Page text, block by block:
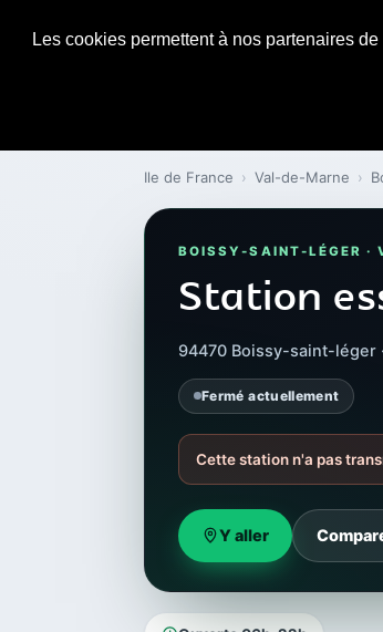
Les cookies permettent à nos partenaires
Ile de France › Val-de-Marne ›
BOISSY-SAINT-LÉGER ·
Station
94470 Boissy-saint-léger
Fermé actuellement
Cette station n'a pas
Y aller